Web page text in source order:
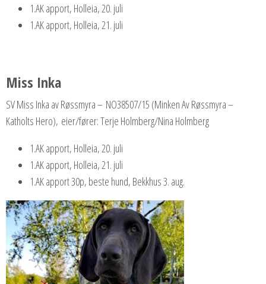
1.AK apport, Holleia, 20. juli
1.AK apport, Holleia, 21. juli
Miss Inka
SV Miss Inka av Røssmyra – NO38507/15 (Minken Av Røssmyra –
Katholts Hero), eier/fører: Terje Holmberg/Nina Holmberg
1.AK apport, Holleia, 20. juli
1.AK apport, Holleia, 21. juli
1.AK apport 30p, beste hund, Bekkhus 3. aug.